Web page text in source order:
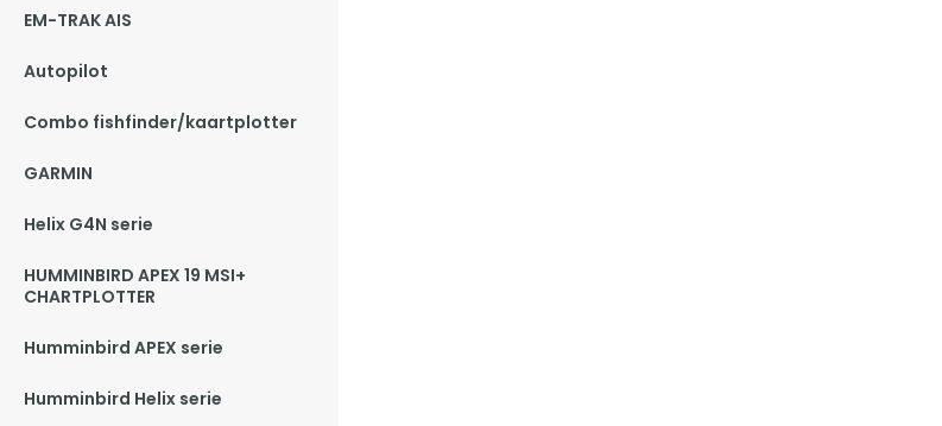
EM-TRAK AIS
Autopilot
Combo fishfinder/kaartplotter
GARMIN
Helix G4N serie
HUMMINBIRD APEX 19 MSI+
CHARTPLOTTER
Humminbird APEX serie
Humminbird Helix serie